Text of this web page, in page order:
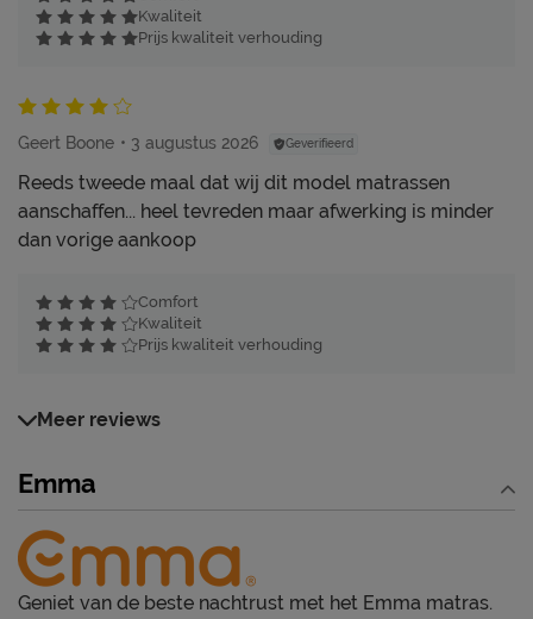
Kwaliteit
Prijs kwaliteit verhouding
Geert Boone 3 augustus 2026 Geverifieerd
Reeds tweede maal dat wij dit model matrassen
aanschaffen... heel tevreden maar afwerking is minder
dan vorige aankoop
Comfort
Kwaliteit
Prijs kwaliteit verhouding
Meer reviews
Emma
Geniet van de beste nachtrust met het Emma matras.